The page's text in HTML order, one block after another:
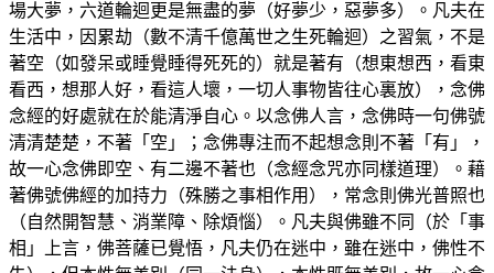
場大夢，六道輪迴更是無盡的夢（好夢少，惡夢多）。凡夫在
生活中，因累劫（數不清千億萬世之生死輪迴）之習氣，不是
著空（如發呆或睡覺睡得死死的）就是著有（想東想西，看東
看西，想那人好，看這人壞，一切人事物皆往心裏放），念佛
念經的好處就在於能清淨自心。以念佛人言，念佛時一句佛號
清清楚楚，不著「空」；念佛專注而不起想念則不著「有」，
故一心念佛即空、有二邊不著也（念經念咒亦同樣道理）。藉
著佛號佛經的加持力（殊勝之事相作用），常念則佛光普照也
（自然開智慧、消業障、除煩惱）。凡夫與佛雖不同（於「事
相」上言，佛菩薩已覺悟，凡夫仍在迷中，雖在迷中，佛性不